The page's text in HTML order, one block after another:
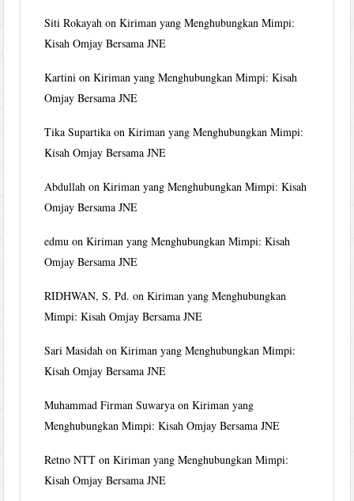
Siti Rokayah onKiriman yang Menghubungkan Mimpi:
Kisah Omjay Bersama JNE
Kartini onKiriman yang Menghubungkan Mimpi: Kisah
Omjay Bersama JNE
Tika Supartika onKiriman yang Menghubungkan Mimpi:
Kisah Omjay Bersama JNE
Abdullah onKiriman yang Menghubungkan Mimpi: Kisah
Omjay Bersama JNE
edmu onKiriman yang Menghubungkan Mimpi: Kisah
Omjay Bersama JNE
RIDHWAN, S. Pd. onKiriman yang Menghubungkan
Mimpi: Kisah Omjay Bersama JNE
Sari Masidah onKiriman yang Menghubungkan Mimpi:
Kisah Omjay Bersama JNE
Muhammad Firman Suwarya onKiriman yang
Menghubungkan Mimpi: Kisah Omjay Bersama JNE
Retno NTT onKiriman yang Menghubungkan Mimpi:
Kisah Omjay Bersama JNE